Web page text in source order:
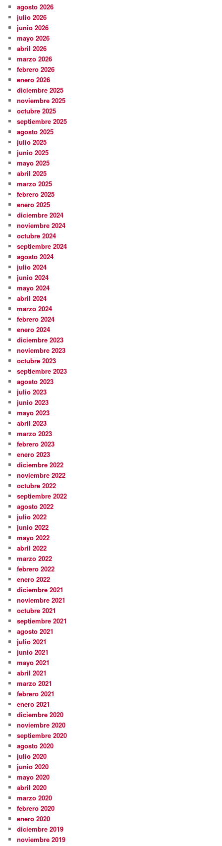
agosto 2026
julio 2026
junio 2026
mayo 2026
abril 2026
marzo 2026
febrero 2026
enero 2026
diciembre 2025
noviembre 2025
octubre 2025
septiembre 2025
agosto 2025
julio 2025
junio 2025
mayo 2025
abril 2025
marzo 2025
febrero 2025
enero 2025
diciembre 2024
noviembre 2024
octubre 2024
septiembre 2024
agosto 2024
julio 2024
junio 2024
mayo 2024
abril 2024
marzo 2024
febrero 2024
enero 2024
diciembre 2023
noviembre 2023
octubre 2023
septiembre 2023
agosto 2023
julio 2023
junio 2023
mayo 2023
abril 2023
marzo 2023
febrero 2023
enero 2023
diciembre 2022
noviembre 2022
octubre 2022
septiembre 2022
agosto 2022
julio 2022
junio 2022
mayo 2022
abril 2022
marzo 2022
febrero 2022
enero 2022
diciembre 2021
noviembre 2021
octubre 2021
septiembre 2021
agosto 2021
julio 2021
junio 2021
mayo 2021
abril 2021
marzo 2021
febrero 2021
enero 2021
diciembre 2020
noviembre 2020
septiembre 2020
agosto 2020
julio 2020
junio 2020
mayo 2020
abril 2020
marzo 2020
febrero 2020
enero 2020
diciembre 2019
noviembre 2019